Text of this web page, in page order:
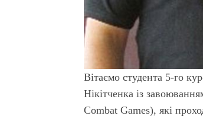
Вітаємо студента 5-го
Нікітченка із
Combat Games), які